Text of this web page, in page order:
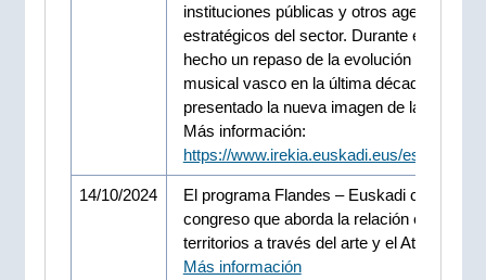
instituciones públicas y otros agentes
estratégicos del sector. Durante el acto se
hecho un repaso de la evolución del sector
musical vasco en la última década y se ha
presentado la nueva imagen de la
Más información:
https://www.irekia.euskadi.eus/es/news/
14/10/2024
El programa Flandes – Euskadi culmina
congreso que aborda la relación entre
territorios a través del arte y el Atlántico.
Más información